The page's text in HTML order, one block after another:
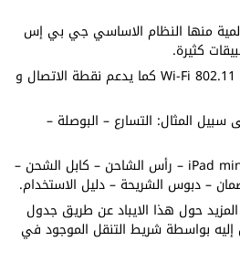
منها النظام الاساسي جي بي إس
كثيرة.
الاتصال بشبكات Wi-Fi 802.11 a/b/g/n كما يدعم نقطة الاتصال و
المثال: التسارع – البوصلة –
محتويات العلبة: جهاز iPad mini 2 – رأس الشاحن – كابل الشحن –
– دبوس الشريحة – دليل الاستخدام.
حول هذا الايباد عن طريق جدول
إليه بواسطة شريط التنقل الموجود في